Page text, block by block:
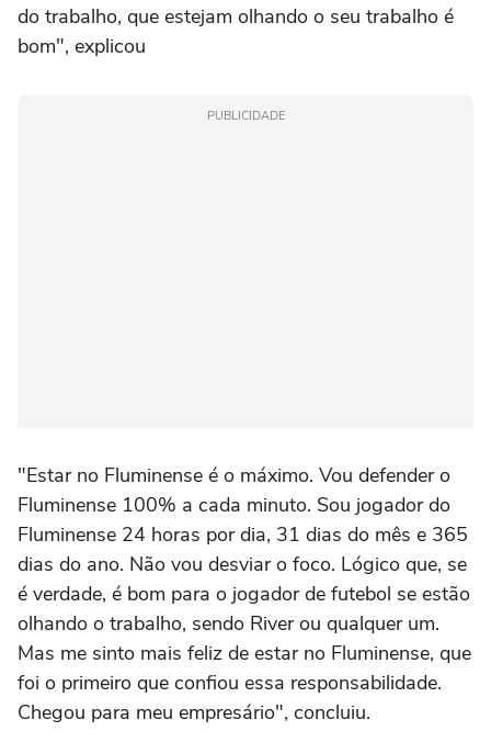
do trabalho, que estejam olhando o seu trabalho é
bom", explicou
PUBLICIDADE
"Estar no Fluminense é o máximo. Vou defender o
Fluminense 100% a cada minuto. Sou jogador do
Fluminense 24 horas por dia, 31 dias do mês e 365
dias do ano. Não vou desviar o foco. Lógico que, se
é verdade, é bom para o jogador de futebol se estão
olhando o trabalho, sendo River ou qualquer um.
Mas me sinto mais feliz de estar no Fluminense, que
foi o primeiro que confiou essa responsabilidade.
Chegou para meu empresário", concluiu.